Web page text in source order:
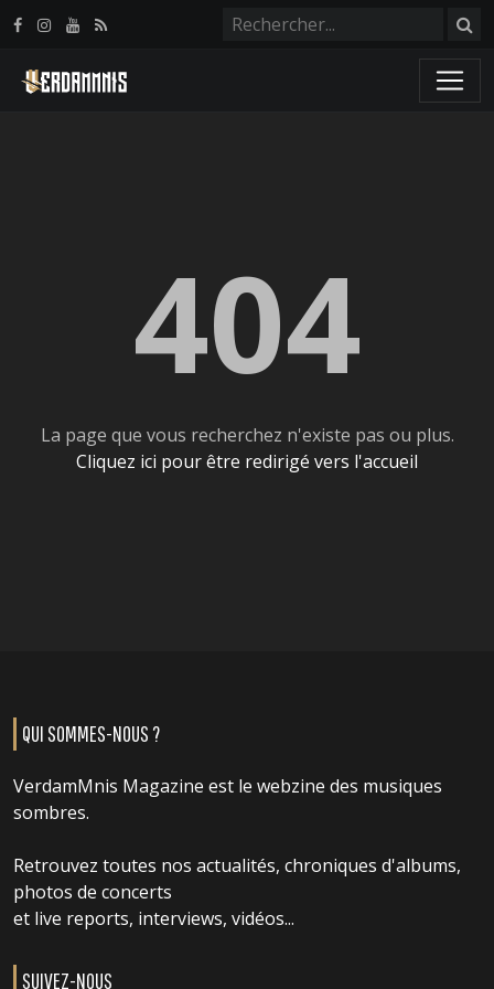
404
La page que vous recherchez n'existe pas ou plus.
Cliquez ici pour être redirigé vers l'accueil
QUI SOMMES-NOUS ?
VerdamMnis Magazine est le webzine des musiques
sombres.
Retrouvez toutes nos actualités, chroniques d'albums,
photos de concerts
et live reports, interviews, vidéos...
SUIVEZ-NOUS
Panneau de gestion des cookies